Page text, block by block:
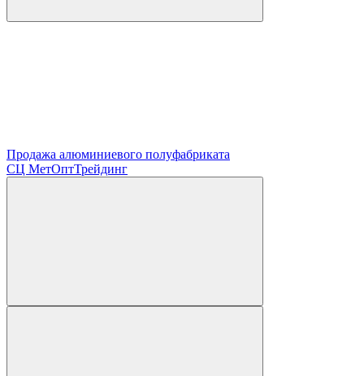
Продажа алюминиевого полуфабриката
СЦ МетОптТрейдинг